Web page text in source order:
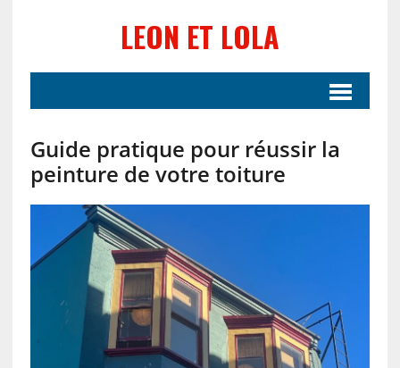
LEON ET LOLA
Guide pratique pour réussir la
peinture de votre toiture